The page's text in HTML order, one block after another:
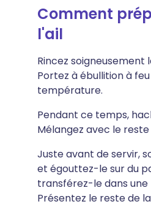
Comment
l'ail
Rincez soigneusement
Portez à ébullition à
température.
Pendant ce temps,
Mélangez avec le
Juste avant de servir,
et égouttez-le sur du
transférez-le dans une
Présentez le reste de